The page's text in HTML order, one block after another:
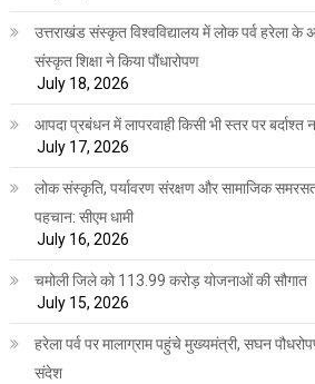
उत्तराखंड संस्कृत विश्वविद्यालय में लोक पर्व हरेला
संस्कृत शिक्षा ने किया पौंधारोपण
July 18, 2026
आपदा प्रबंधन में लापरवाही किसी भी स्तर पर बर्दाश्त
July 17, 2026
लोक संस्कृति, पर्यावरण संरक्षण और सामाजिक
पहचान: सीएम धामी
July 16, 2026
चमोली जिले को 113.99 करोड़ योजनाओं की सौगात
July 15, 2026
हरेला पर्व पर मालाग्राम पहुंचे मुख्यमंत्री, सघन
संदेश